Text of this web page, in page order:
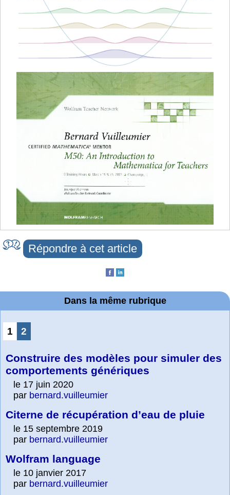
Répondre à cet article
Dans la même rubrique
1 2
Construire des modèles pour simuler des
comportements génériques
le 17 juin 2020
par bernard.vuilleumier
Citerne de récupération d’eau de pluie
le 15 septembre 2019
par bernard.vuilleumier
Wolfram language
le 10 janvier 2017
par bernard.vuilleumier